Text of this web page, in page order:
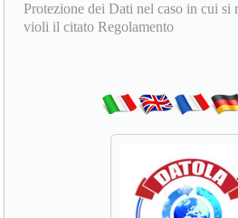
Protezione dei Dati nel caso in cui si
violi il citato Regolamento